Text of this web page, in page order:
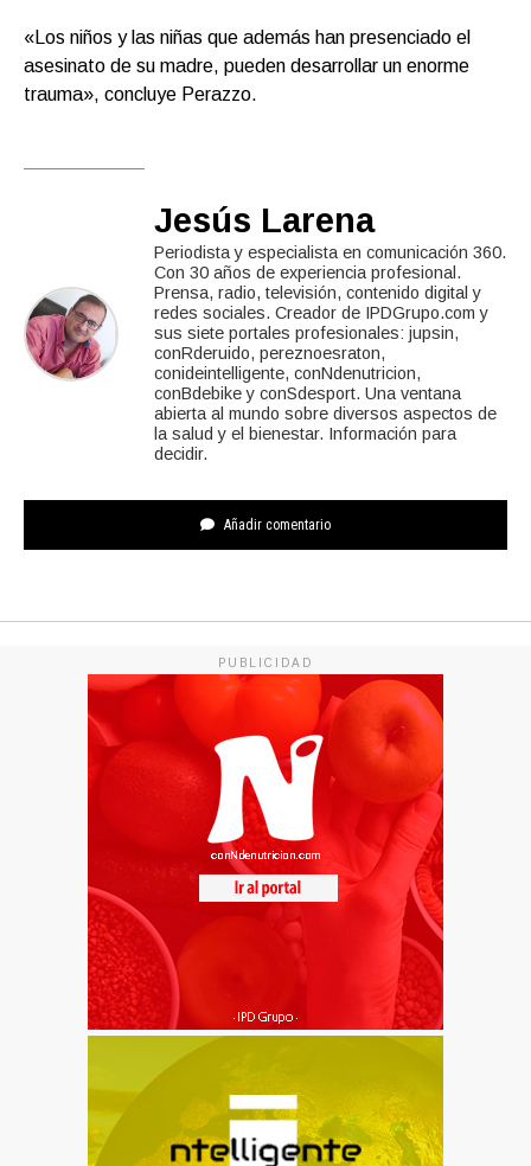
«Los niños y las niñas que además han presenciado el
asesinato de su madre, pueden desarrollar un enorme
trauma», concluye Perazzo.
Jesús Larena
Periodista y especialista en comunicación 360.
Con 30 años de experiencia profesional.
Prensa, radio, televisión, contenido digital y
redes sociales. Creador de IPDGrupo.com y
sus siete portales profesionales: jupsin,
conRderuido, pereznoesraton,
conideintelligente, conNdenutricion,
conBdebike y conSdesport. Una ventana
abierta al mundo sobre diversos aspectos de
la salud y el bienestar. Información para
decidir.
Añadir comentario
PUBLICIDAD